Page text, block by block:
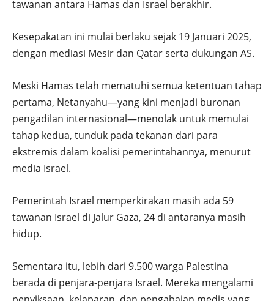
tawanan antara Hamas dan Israel berakhir.
Kesepakatan ini mulai berlaku sejak 19 Januari 2025,
dengan mediasi Mesir dan Qatar serta dukungan AS.
Meski Hamas telah mematuhi semua ketentuan tahap
pertama, Netanyahu—yang kini menjadi buronan
pengadilan internasional—menolak untuk memulai
tahap kedua, tunduk pada tekanan dari para
ekstremis dalam koalisi pemerintahannya, menurut
media Israel.
Pemerintah Israel memperkirakan masih ada 59
tawanan Israel di Jalur Gaza, 24 di antaranya masih
hidup.
Sementara itu, lebih dari 9.500 warga Palestina
berada di penjara-penjara Israel. Mereka mengalami